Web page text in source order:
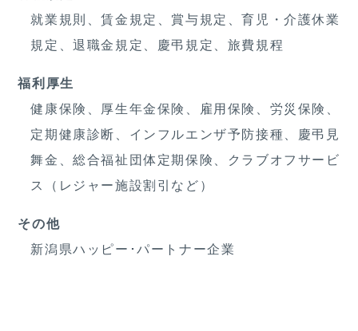
就業規則、賃金規定、賞与規定、育児・介護休業
規定、退職金規定、慶弔規定、旅費規程
福利厚生
健康保険、厚生年金保険、雇用保険、労災保険、
定期健康診断、インフルエンザ予防接種、慶弔見
舞金、総合福祉団体定期保険、クラブオフサービ
ス（レジャー施設割引など）
その他
新潟県ハッピー･パートナー企業